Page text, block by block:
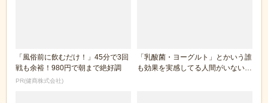
「風俗前に飲むだけ！」45分で3回
戦も余裕！980円で朝まで絶好調
PR(健商株式会社)
「乳酸菌・ヨーグルト」とかいう誰
も効果を実感してる人間がいないの